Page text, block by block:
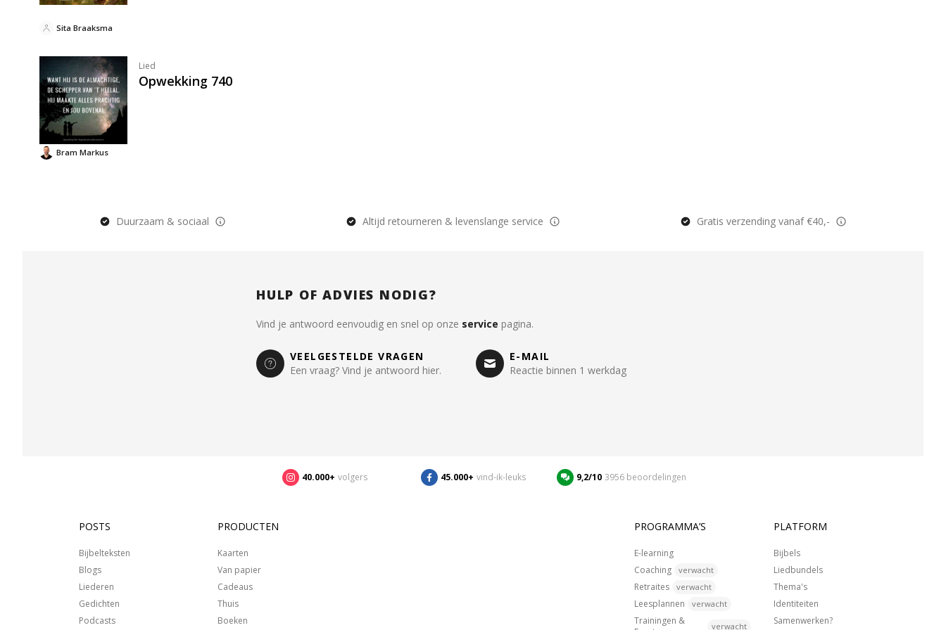
Sita Braaksma
Lied
Opwekking 740
Bram Markus
Duurzaam & sociaal Altijd retourneren & levenslange service Gratis verzending vanaf €40,-
HULP OF ADVIES NODIG?
Vind je antwoord eenvoudig en snel op onze service pagina.
VEELGESTELDE VRAGEN
Een vraag? Vind je antwoord hier.
E-MAIL
Reactie binnen 1 werkdag
40.000+ volgers 45.000+ vind-ik-leuks 9,2/10 3956 beoordelingen
POSTS
Bijbelteksten
Blogs
Liederen
Gedichten
Podcasts
PRODUCTEN
Kaarten
Van papier
Cadeaus
Thuis
Boeken
PROGRAMMA’S
E-learning
Coaching
verwacht
Retraites verwacht
Leesplannen verwacht
Trainingen &
verwacht
PLATFORM
Bijbels
Liedbundels
Thema's
Identiteiten
Samenwerken?